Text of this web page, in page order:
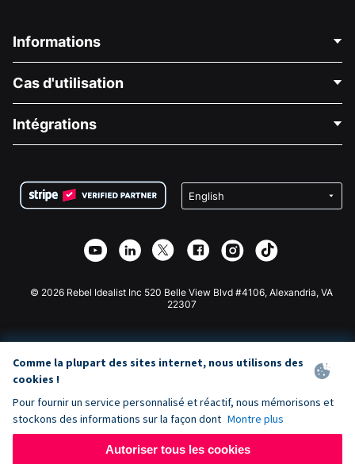
Informations
À propos de nous
Carrières
Confidentialité
Partenariat d'affiliation
Bibliothèque
Cas d'utilisation
Collecte de fonds médicale
Collecte de fonds caritative
Intégrations
Plugin de don Wix
Application de don Webflow
Don Joomla
© 2026 Rebel Idealist Inc 520 Belle View Blvd #4106, Alexandria, VA
22307
Comme la plupart des sites internet, nous utilisons des
cookies !
Pour fournir un service personnalisé et réactif, nous mémorisons et
stockons des informations sur la façon dont Montre plus
Autoriser tous les cookies